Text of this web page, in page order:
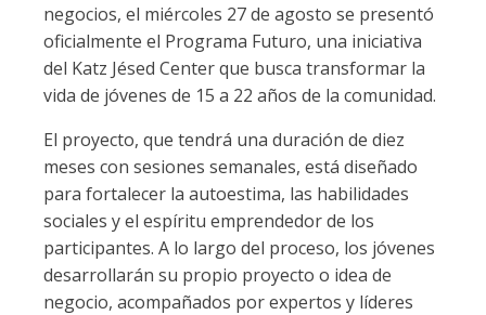
negocios, el miércoles 27 de agosto se presentó
oficialmente el Programa Futuro, una iniciativa
del Katz Jésed Center que busca transformar la
vida de jóvenes de 15 a 22 años de la comunidad.
El proyecto, que tendrá una duración de diez
meses con sesiones semanales, está diseñado
para fortalecer la autoestima, las habilidades
sociales y el espíritu emprendedor de los
participantes. A lo largo del proceso, los jóvenes
desarrollarán su propio proyecto o idea de
negocio, acompañados por expertos y líderes